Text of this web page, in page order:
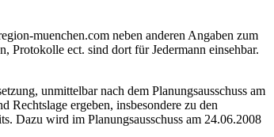
muenchen.com neben anderen Angaben zum
Protokolle ect. sind dort für Jedermann einsehbar.
unmittelbar nach dem Planungsausschuss am
Rechtslage ergeben, insbesondere zu den
Dazu wird im Planungsausschuss am 24.06.2008